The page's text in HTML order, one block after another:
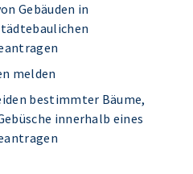
Gebäuden in
melden
bestimmter Bäume,
innerhalb eines